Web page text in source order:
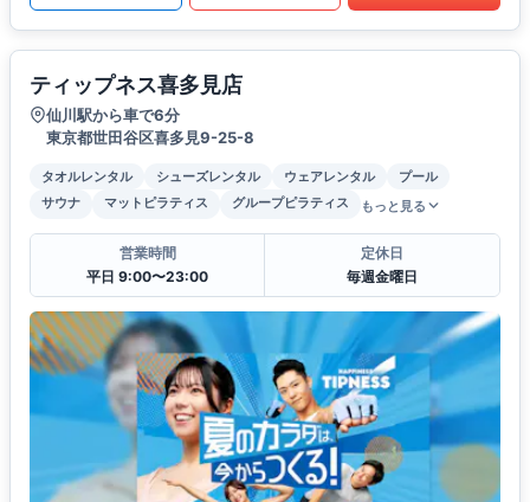
ティップネス喜多見店
仙川駅から車で6分
東京都世田谷区喜多見9-25-8
タオルレンタル シューズレンタル ウェアレンタル
プール
サウナ
マットピラティス グループピラティス もっと見る
営業時間
平日 9:00〜23:00
定休日
毎週金曜日